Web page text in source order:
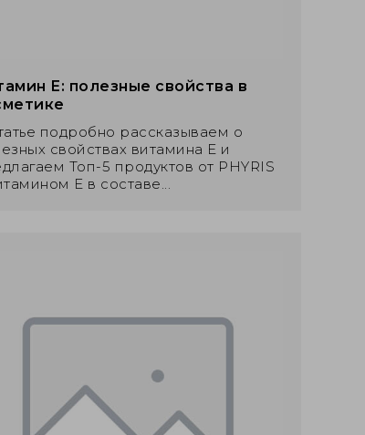
Е: полезные свойства в
подробно рассказываем о
свойствах витамина Е и
Топ-5 продуктов от PHYRIS
Е в составе...